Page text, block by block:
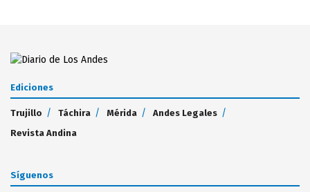
Ediciones
Trujillo Táchira Mérida
Andes Legales
Revista Andina
Síguenos